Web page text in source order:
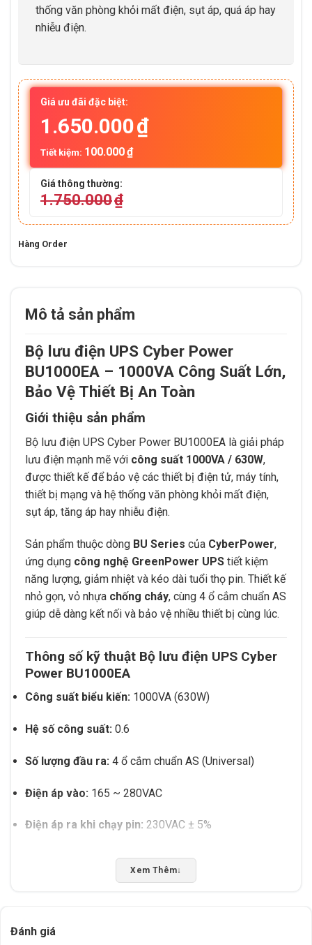
thống văn phòng khỏi mất điện, sụt áp, quá áp hay
nhiễu điện.
Giá ưu đãi đặc biệt:
1.650.000₫
Tiết kiệm: 100.000₫
Giá thông thường:
1.750.000₫
Hàng Order
Mô tả sản phẩm
Bộ lưu điện UPS Cyber Power
BU1000EA – 1000VA Công Suất Lớn,
Bảo Vệ Thiết Bị An Toàn
Giới thiệu sản phẩm
Bộ lưu điện UPS Cyber Power BU1000EA là giải pháp
lưu điện mạnh mẽ với công suất 1000VA / 630W,
được thiết kế để bảo vệ các thiết bị điện tử, máy tính,
thiết bị mạng và hệ thống văn phòng khỏi mất điện,
sụt áp, tăng áp hay nhiễu điện.
Sản phẩm thuộc dòng BU Series của CyberPower,
ứng dụng công nghệ GreenPower UPS tiết kiệm
năng lượng, giảm nhiệt và kéo dài tuổi thọ pin. Thiết kế
nhỏ gọn, vỏ nhựa chống cháy, cùng 4 ổ cắm chuẩn AS
giúp dễ dàng kết nối và bảo vệ nhiều thiết bị cùng lúc.
Thông số kỹ thuật Bộ lưu điện UPS Cyber
Power BU1000EA
Công suất biểu kiến: 1000VA (630W)
Hệ số công suất: 0.6
Số lượng đầu ra: 4 ổ cắm chuẩn AS (Universal)
Điện áp vào: 165 ~ 280VAC
Điện áp ra khi chạy pin: 230VAC ± 5%
50Hz ± 5Hz / 60Hz ± 5Hz
Xem Thêm↓
Đánh giá